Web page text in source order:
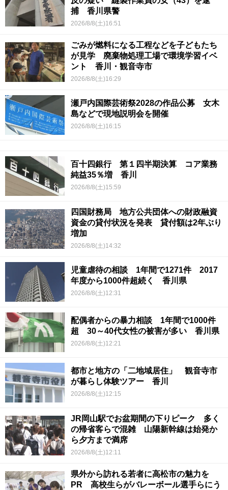
捕 香川県警
2026/8/8(土)16:51
ごみが燃料になる工程などを子どもたち
が見学 廃棄物処理工場で環境学習イベ
ント 香川・観音寺市
2026/8/8(土)16:29
瀬戸内国際芸術祭2028の作品公募 女木
島などで現地説明会を開催
2026/8/8(土)16:15
百十四銀行 第１四半期決算 コア業務
純益35％増 香川
2026/8/8(土)15:59
四国財務局 地方公共団体への財政融資
資金の貸付状況を発表 貸付額は2年ぶり
増加
2026/8/8(土)14:32
児童虐待の相談 1年間で1271件 2017
年度から1000件超続く 香川県
2026/8/8(土)12:31
配偶者からの暴力相談 1年間で1000件
超 30～40代女性の被害が多い 香川県
2026/8/8(土)12:21
都市と地方の「二地域居住」 観音寺市
が暮らし体験ツアー 香川
2026/8/8(土)12:15
JR岡山駅でお盆期間の下りピーク 多く
の帰省客らで混雑 山陽新幹線は始発か
ら夕方まで満席
2026/8/8(土)12:11
県外から訪れる若者に高松市の魅力を
PR 高校生らがバレーボール選手らにう